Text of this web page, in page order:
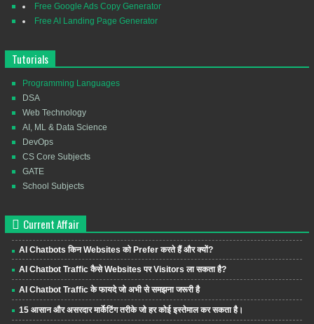
Free Google Ads Copy Generator
Free AI Landing Page Generator
Tutorials
Programming Languages
DSA
Web Technology
AI, ML & Data Science
DevOps
CS Core Subjects
GATE
School Subjects
Current Affair
AI Chatbots किन Websites को Prefer करते हैं और क्यों?
AI Chatbot Traffic कैसे Websites पर Visitors ला सकता है?
AI Chatbot Traffic के फायदे जो अभी से समझना जरूरी है
15 आसान और असरदार मार्केटिंग तरीके जो हर कोई इस्तेमाल कर सकता है।